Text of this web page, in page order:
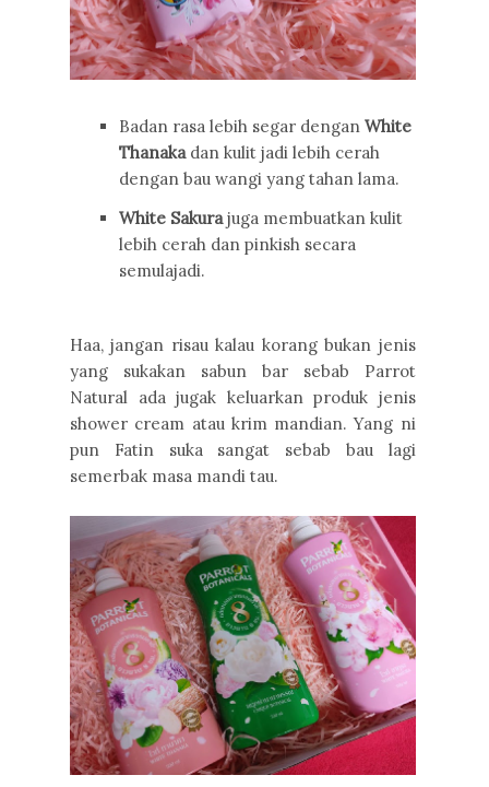
Badan rasa lebih segar dengan White
Thanakadan kulit jadi lebih cerah
dengan bau wangi yang tahan lama.
White Sakurajuga membuatkan kulit
lebih cerah dan pinkish secara
semulajadi.
Haa, jangan risau kalau korang bukan jenis
yang sukakan sabun bar sebab Parrot
Natural ada jugak keluarkan produk jenis
shower cream atau krim mandian. Yang ni
pun Fatin suka sangat sebab bau lagi
semerbak masa mandi tau.